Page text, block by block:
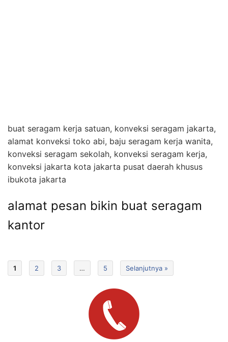
buat seragam kerja satuan, konveksi seragam jakarta,
alamat konveksi toko abi, baju seragam kerja wanita,
konveksi seragam sekolah, konveksi seragam kerja,
konveksi jakarta kota jakarta pusat daerah khusus
ibukota jakarta
alamat pesan bikin buat seragam
kantor
1 2 3 … 5 Selanjutnya »